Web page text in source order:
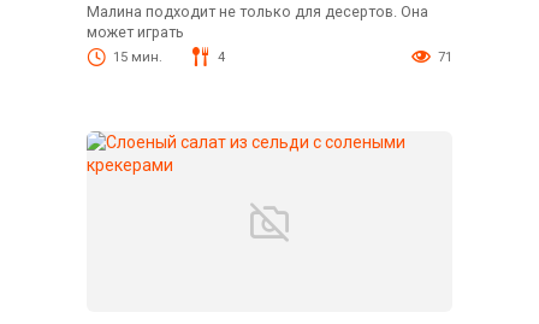
Малина подходит не только для десертов. Она
может играть
15 мин. 4 71